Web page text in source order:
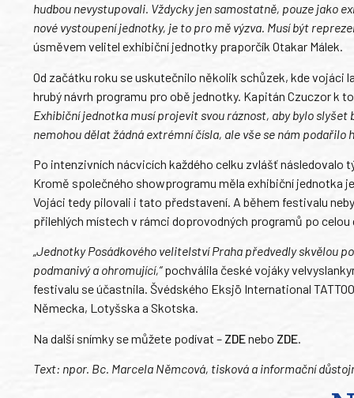
hudbou nevystupovali. Vždycky jen samostatně, pouze jako
nové vystoupení jednotky, je to pro mě výzva. Musí být
úsměvem velitel exhibiční jednotky praporčík Otakar Málek.
Od začátku roku se uskutečnilo několik schůzek, kde vojáci
hrubý návrh programu pro obě jednotky. Kapitán Czuczor k
Exhibiční jednotka musí projevit svou ráznost, aby bylo
nemohou dělat žádná extrémní čísla, ale vše se nám podařilo
Po intenzivních nácvicích každého celku zvlášť následovalo
Kromě společného showprogramu měla exhibiční jednotka
Vojáci tedy pilovali i tato představení. A během festivalu
přilehlých místech v rámci doprovodných programů po
„Jednotky Posádkového velitelství Praha předvedly skvělou
podmanivý a ohromující,“pochválila české vojáky
festivalu se účastnila. Švédského Eksjö International
Německa, Lotyšska a Skotska.
Na další snímky se můžete podívat – ZDEnebo ZDE
Text: npor. Bc. Marcela Němcová, tisková a informační